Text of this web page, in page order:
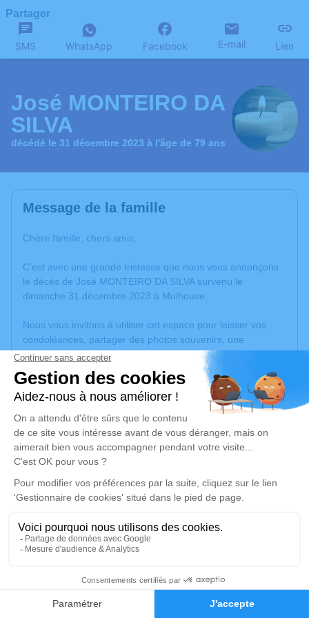
Faire-part Hommages
Partager
SMS WhatsApp Facebook E-mail Lien
José MONTEIRO DA
SILVA
décédé le 31 décembre 2023 à l'âge de 79 ans
Message de la famille
Chère famille, chers amis,
C’est avec une grande tristesse que nous vous annonçons
le décès de José MONTEIRO DA SILVA survenu le
dimanche 31 décembre 2023 à Mulhouse.
Nous vous invitons à utiliser cet espace pour laisser vos
condoléances, partager des photos souvenirs, une
anecdote ou exprimer vos pensées à travers des poèmes
ou des textes. Cet endroit est un lieu d'expression dédié à
honorer la mémoire de José MONTEIRO DA SILVA.
Un service de plantation d’arbre hommage estdisponible
vendredi 05 janvier 2024 à 10h30
Église Saint-Barthélemy de Mulhouse
93, Rue du Château Zu-Rhein